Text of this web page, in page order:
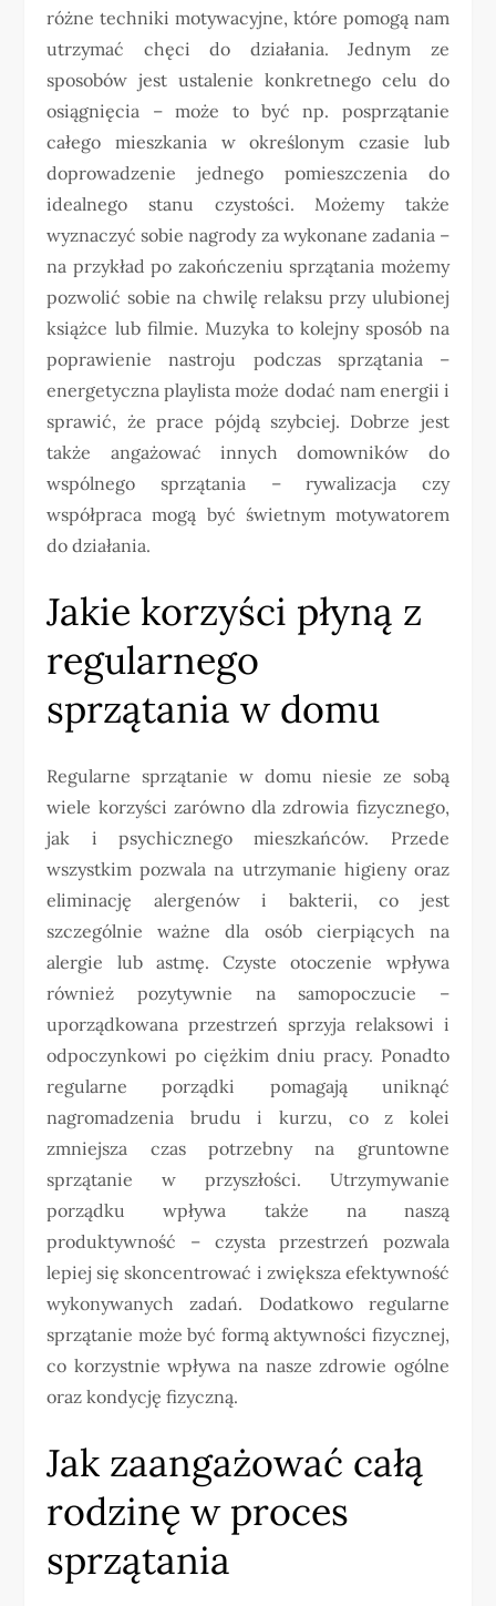
różne techniki motywacyjne, które pomogą nam
utrzymać chęci do działania. Jednym ze
sposobów jest ustalenie konkretnego celu do
osiągnięcia – może to być np. posprzątanie
całego mieszkania w określonym czasie lub
doprowadzenie jednego pomieszczenia do
idealnego stanu czystości. Możemy także
wyznaczyć sobie nagrody za wykonane zadania –
na przykład po zakończeniu sprzątania możemy
pozwolić sobie na chwilę relaksu przy ulubionej
książce lub filmie. Muzyka to kolejny sposób na
poprawienie nastroju podczas sprzątania –
energetyczna playlista może dodać nam energii i
sprawić, że prace pójdą szybciej. Dobrze jest
także angażować innych domowników do
wspólnego sprzątania – rywalizacja czy
współpraca mogą być świetnym motywatorem
do działania.
Jakie korzyści płyną z
regularnego
sprzątania w domu
Regularne sprzątanie w domu niesie ze sobą
wiele korzyści zarówno dla zdrowia fizycznego,
jak i psychicznego mieszkańców. Przede
wszystkim pozwala na utrzymanie higieny oraz
eliminację alergenów i bakterii, co jest
szczególnie ważne dla osób cierpiących na
alergie lub astmę. Czyste otoczenie wpływa
również pozytywnie na samopoczucie –
uporządkowana przestrzeń sprzyja relaksowi i
odpoczynkowi po ciężkim dniu pracy. Ponadto
regularne porządki pomagają uniknąć
nagromadzenia brudu i kurzu, co z kolei
zmniejsza czas potrzebny na gruntowne
sprzątanie w przyszłości. Utrzymywanie
porządku wpływa także na naszą
produktywność – czysta przestrzeń pozwala
lepiej się skoncentrować i zwiększa efektywność
wykonywanych zadań. Dodatkowo regularne
sprzątanie może być formą aktywności fizycznej,
co korzystnie wpływa na nasze zdrowie ogólne
oraz kondycję fizyczną.
Jak zaangażować całą
rodzinę w proces
sprzątania